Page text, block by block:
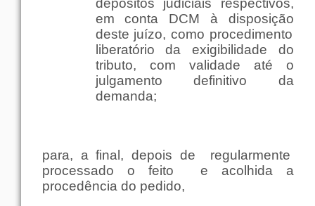
em
conta DCM àdisposição
deste juízo,como procedimento
liberatório da exigibilidade do
tributo, com validade até o
julgamento
definitivo da
demanda;
para, afinal,depois de
regularmente
processado o feito
e acolhida a
procedência do pedido,